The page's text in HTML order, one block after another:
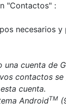
"Contactos" :
necesarios y
una cuenta de
contactos se
cuenta.
AndroidTM